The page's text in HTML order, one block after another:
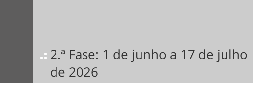
2.ª Fase: 1 de junho a 17 de julho
de 2026